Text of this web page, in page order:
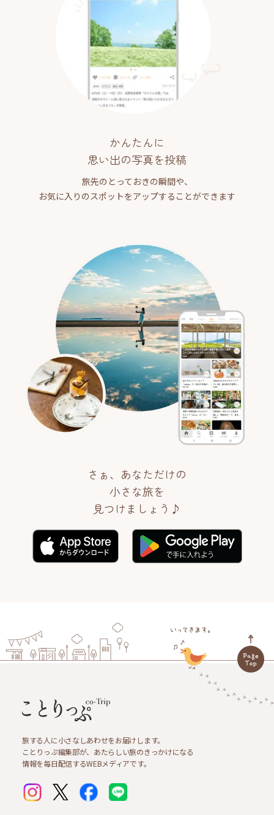
かんたんに
思い出の写真を投稿
旅先のとっておきの瞬間や、
お気に入りのスポットをアップすることができます
さぁ、あなただけの
小さな旅を
見つけましょう♪
旅する人に小さなしあわせをお届けします。
ことりっぷ編集部が、あたらしい旅のきっかけになる
情報を毎日配信するWEBメディアです。